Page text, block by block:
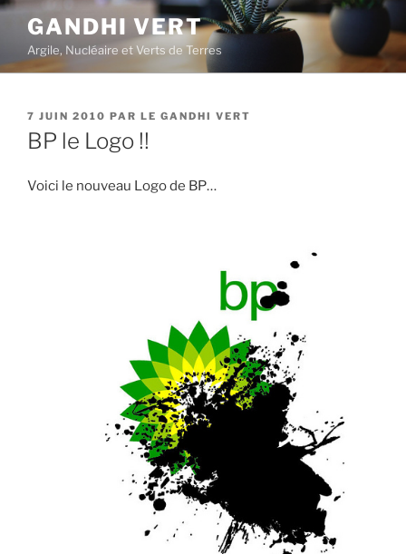
Aller
contenu
principal
GANDHI VERT
Argile, Nucléaire et Verts de Terres
PUBLIÉ
LE
7 JUIN 2010 PAR LE GANDHI VERT
BP le Logo !!
Voici le nouveau Logo de BP…